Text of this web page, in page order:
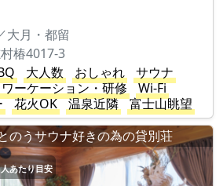
大月・都留
椿4017-3
大人数 おしゃれ
サウナ
ーケーション・研修
Wi-Fi
花火OK 温泉近隣
富士山眺望
のうサウナ好きの為の貸別荘
あたり目安